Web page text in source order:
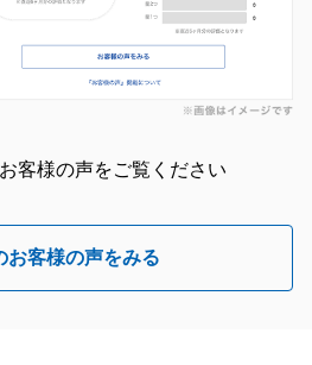
客様の声をご覧ください
お客様の声をみる